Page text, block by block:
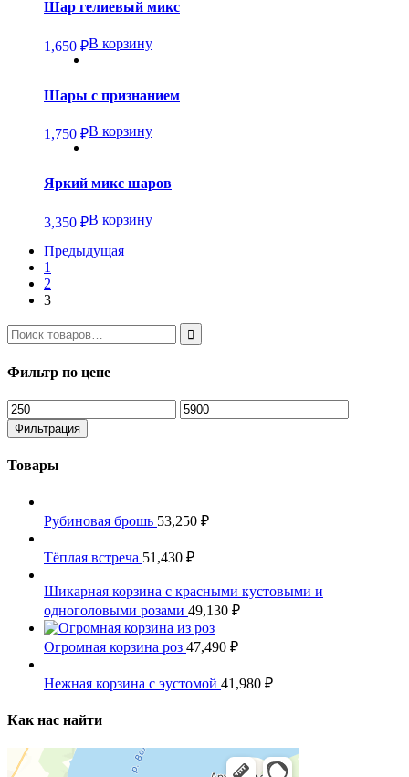
Шар гелиевый микс
1,650 ₽В корзину
Шары с признанием
1,750 ₽В корзину
Яркий микс шаров
3,350 ₽В корзину
Предыдущая
1
2
3
Фильтр по цене
Минимальная
цена
Максимальная
цена
Фильтрация
Товары
Рубиновая брошь 53,250 ₽
Тёплая встреча 51,430 ₽
Шикарная корзина с красными кустовыми и
одноголовыми розами 49,130 ₽
Огромная корзина роз 47,490 ₽
Нежная корзина с эустомой 41,980 ₽
Как нас найти